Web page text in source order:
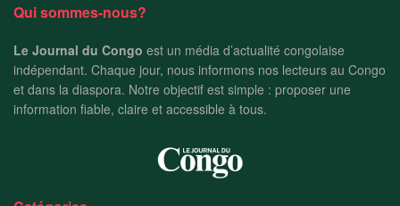
Qui sommes-nous?
Le Journal du Congo est un média d’actualité congolaise
indépendant. Chaque jour, nous informons nos lecteurs au Congo
et dans la diaspora. Notre objectif est simple : proposer une
information fiable, claire et accessible à tous.